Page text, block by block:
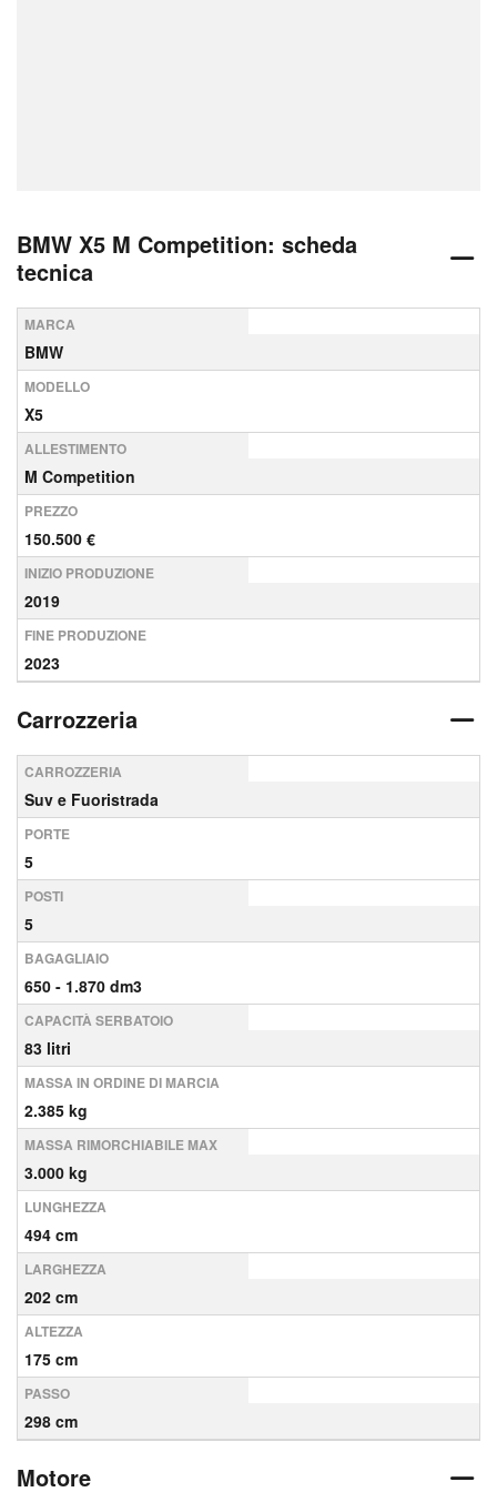
BMW X5 M Competition: scheda
tecnica
MARCA
BMW
MODELLO
X5
ALLESTIMENTO
M Competition
PREZZO
150.500 €
INIZIO PRODUZIONE
2019
FINE PRODUZIONE
2023
Carrozzeria
CARROZZERIA
Suv e Fuoristrada
PORTE
5
POSTI
5
BAGAGLIAIO
650 - 1.870 dm3
CAPACITÀ SERBATOIO
83 litri
MASSA IN ORDINE DI MARCIA
2.385 kg
MASSA RIMORCHIABILE MAX
3.000 kg
LUNGHEZZA
494 cm
LARGHEZZA
202 cm
ALTEZZA
175 cm
PASSO
298 cm
Motore